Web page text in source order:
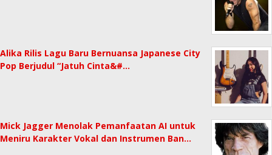
Alika Rilis Lagu Baru Bernuansa Japanese City
Pop Berjudul “Jatuh Cinta&#…
Mick Jagger Menolak Pemanfaatan AI untuk
Meniru Karakter Vokal dan Instrumen Ban…